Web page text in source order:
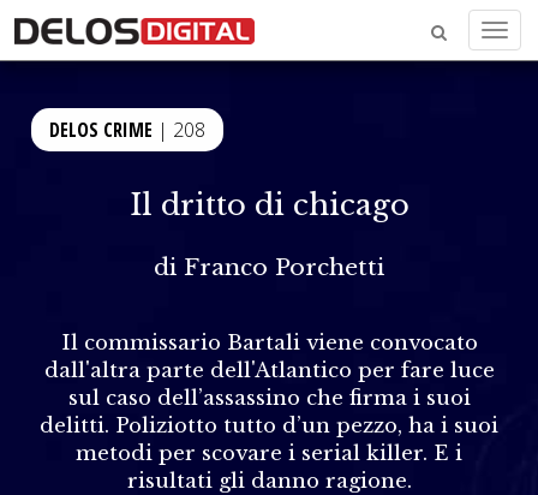
Menu
DELOS CRIME | 208
Il dritto di chicago
di Franco Porchetti
Il commissario Bartali viene convocato
dall'altra parte dell'Atlantico per fare luce
sul caso dell’assassino che firma i suoi
delitti. Poliziotto tutto d’un pezzo, ha i suoi
metodi per scovare i serial killer. E i
risultati gli danno ragione.